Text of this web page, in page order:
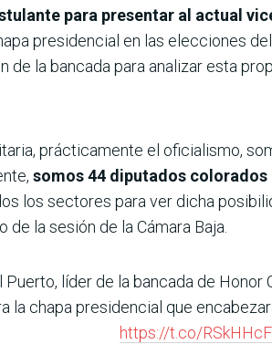
para presentar al actual
presidencial en las elecciones
de la bancada para analizar esta
prácticamente el oficialismo,
somos 44 diputados
los sectores para ver dicha
la sesión de la Cámara Baja.
Puerto, líder de la bancada de
la chapa presidencial que
https://t.co/